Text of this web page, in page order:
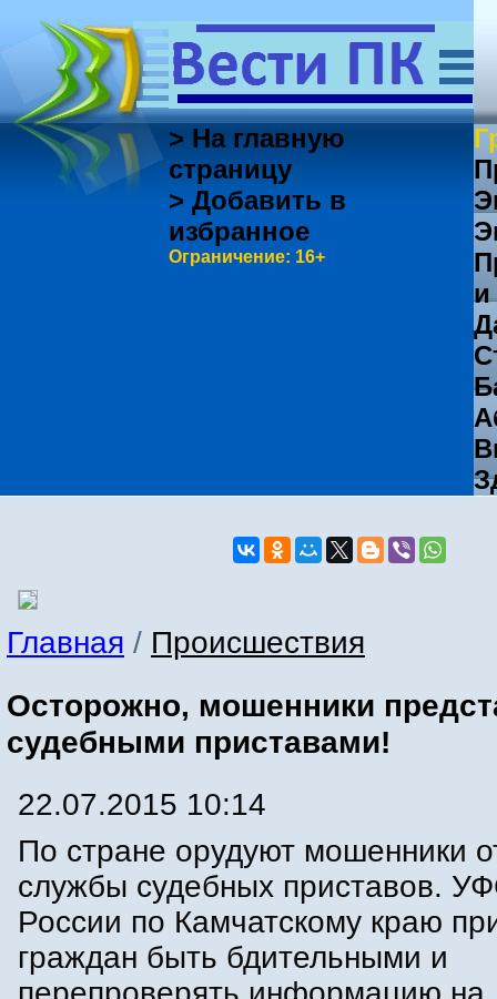
> На главную
страницу
> Добавить в
избранное
Ограничение: 16+
Главная / Происшествия
Осторожно, мошенники
судебными приставами!
22.07.2015 10:14
По стране орудуют мошенники
службы судебных приставов.
России по Камчатскому краю
граждан быть бдительными и